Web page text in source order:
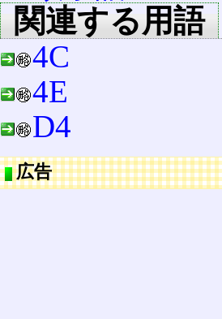
関連する用語
4C
4E
D4
広告